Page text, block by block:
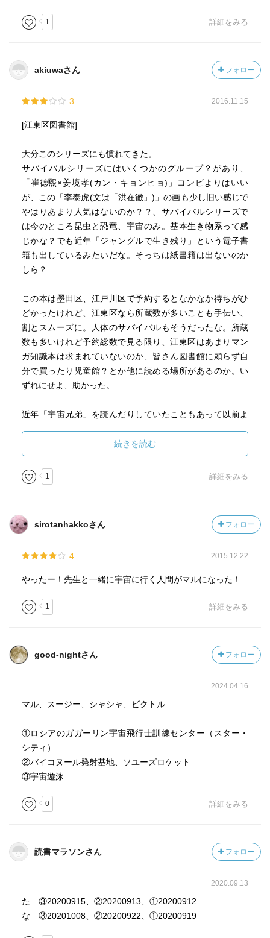
1 詳細をみる
akiuwaさん フォロー
3 2016.11.15
[江東区図書館]
大分このシリーズにも慣れてきた。
サバイバルシリーズにはいくつかのグループ？があり、
「崔徳煕×姜境孝(カン・キョンヒョ)」コンビよりはいい
が、この「李泰虎(文は「洪在徹」)」の画も少し旧い感じで
やはりあまり人気はないのか？？、サバイバルシリーズで
は今のところ昆虫と恐竜、宇宙のみ。基本生き物系って感
じかな？でも近年「ジャングルで生き残り」という電子書
籍も出しているみたいだな。そっちは紙書籍は出ないのか
しら？
この本は墨田区、江戸川区で予約するとなかなか待ちがひ
どかったけれど、江東区なら所蔵数が多いことも手伝い、
割とスムーズに。人体のサバイバルもそうだったな。所蔵
数も多いけれど予約総数で見る限り、江東区はあまりマン
ガ知識本は求まれていないのか、皆さん図書館に頼らず自
分で買ったり児童館？とか他に読める場所があるのか。い
ずれにせよ、助かった。
近年「宇宙兄弟」を読んだりしていたこともあって以前よ
目的や実験内容、技術の高さについても知りえているとこ
ろだったが、今回はジュニアによる宇宙観光客というやや
ライト？な設定でも重力訓練とか読んでいるとやっぱりハ
ード。そもそも言葉の壁が突破できないよな、、、（笑）
ど、最後に江東区からまとめて借りられるはずなので3巻は
その時に読もう。
続きを読む
1 詳細をみる
sirotanhakkoさん フォロー
4 2015.12.22
やったー！先生と一緒に宇宙に行く人間がマルになった！
1 詳細をみる
good-nightさん フォロー
2024.04.16
マル、スージー、シャシャ、ビクトル
①ロシアのガガーリン宇宙飛行士訓練センター（スター・
シティ）
②バイコヌール発射基地、ソユーズロケット
③宇宙遊泳
0 詳細をみる
読書マラソンさん フォロー
2020.09.13
た ③20200915、②20200913、①20200912
な ③20201008、②20200922、①20200919